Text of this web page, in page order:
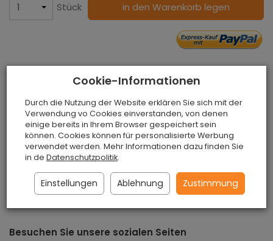
Stück in den Warenkorb legen
Schlüsselanhänger aus Kork Boot
Der Schlüsselanhänger aus Kork stellt eine sichere
Lösung für die Aufbewahrung von Schlüsseln für
Personen dar, die sich im Wasser befinden. Der
seines Auftriebs, dass Ihre Schlüssel untergehen. Ein
sehr leichtes und praktisches Gadget.
Besuchen Sie unsere sozialen Seiten
Cookie-Informationen
Durch die Nutzung der Website erklären Sie sich mit der
Verwendung vo Cookies einverstanden, von denen
einige bereits in Ihrem Browser gespeichert sein
können. Cookies können für personalisierte Werbung
verwendet werden. Mehr Informationen dazu finden Sie
in de Datenschutzpolitik.
Einstellungen Ablehnung Zustimmung